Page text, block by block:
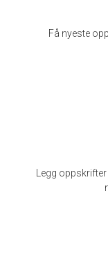
Få nyeste
Legg